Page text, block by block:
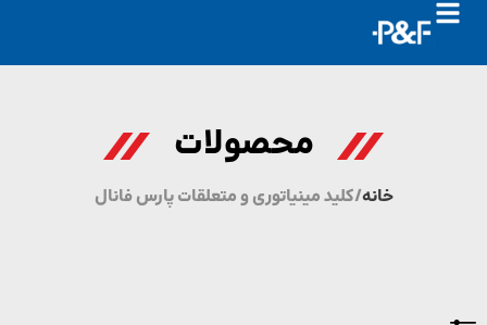
محصولات
/ کلید مینیاتوری و متعلقات پارس فانال